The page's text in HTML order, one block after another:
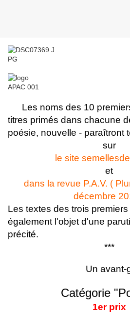
Les noms des 10
titres primés dans chacune
poésie, nouvelle - paraîtront
sur
le site
et
dans la revue P.A.V. (
décembre
Les textes des trois
également l'objet d'une
précité.
***
Un avant-
Catégorie
1er prix